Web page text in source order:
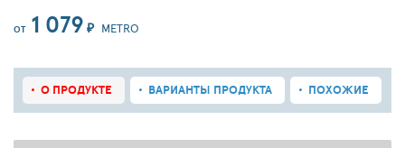
ОТ 1 079 ₽ METRO
О ПРОДУКТЕ ВАРИАНТЫ ПРОДУКТА ПОХОЖИЕ